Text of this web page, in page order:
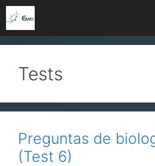
Saltar
al
contenido
Tests
Preguntas de
(Test 6)